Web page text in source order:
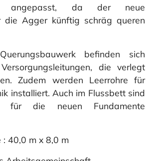
angepasst, da der neue
die Agger künftig schräg queren
befinden sich
die verlegt
Zudem werden Leerrohre für
installiert. Auch im Flussbett sind
für die neuen Fundamente
: 40,0 m x 8,0 m